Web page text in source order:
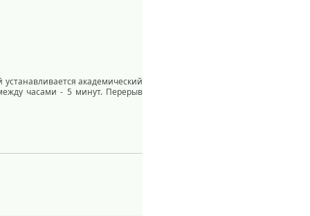
академический
часами - 5 минут. Перерыв